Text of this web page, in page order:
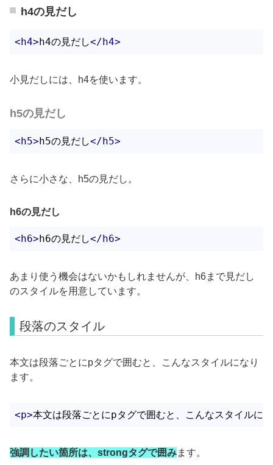
h4の見だし
< h4> h4の見だし</ h4>
小見だしには、h4を使います。
h5の見だし
< h5> h5の見だし</ h5>
さらに小さな、h5の見だし。
h6の見だし
< h6> h6の見だし</ h6>
あまり使う機会はないかもしれませんが、h6まで見だし
のスタイルを用意しています。
段落のスタイル
本文は段落ごとにpタグで囲むと、こんなスタイルになり
ます。
<p>本文は段落ごとにpタグで囲むと、こんなスタイルに
強調したい箇所は、strongタグで囲みます。